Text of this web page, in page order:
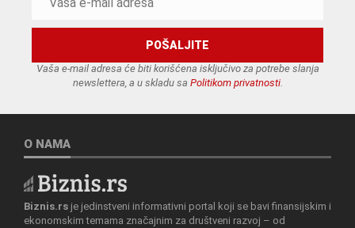
Vaša e-mail adresa će biti korišćena isključivo za potrebe slanja
newslettera, a u skladu sa Politikom privatnosti.
O NAMA
Biznis.rs je jedinstveni informativni portal koji se bavi finansijskim i
ekonomskim temama značajnim za društveni razvoj – od